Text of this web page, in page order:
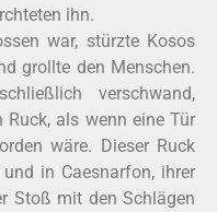
ihn.
war, stürzte Kosos
grollte den Menschen.
verschwand,
Ruck, als wenn eine Tür
wäre. Dieser Ruck
in Caesnarfon, ihrer
Stoß mit den Schlägen